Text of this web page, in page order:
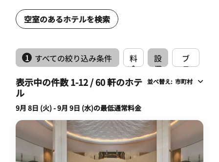
空室のあるホテルを検索
1 すべての絞り込み条件
料
金
設
備
ブ
ラ
ン
表示中の件数 1-12 / 60 軒のホテ
ル
並べ替え: 市町村
9月 8日 (火) - 9月 9日 (水)の最低通常料金